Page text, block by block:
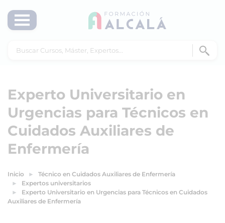
Experto Universitario en
Urgencias para Técnicos en
Cuidados Auxiliares de
Enfermería
Inicio
Técnico en Cuidados Auxiliares de Enfermería
Expertos universitarios
Experto Universitario en Urgencias para Técnicos en Cuidados
Auxiliares de Enfermería